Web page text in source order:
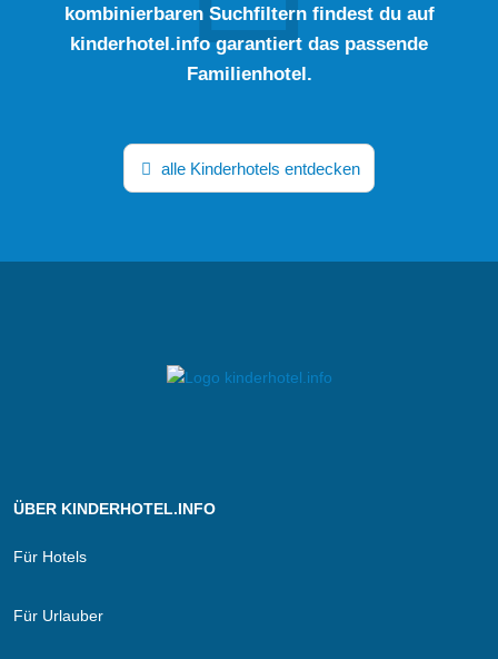
kombinierbaren Suchfiltern findest du auf
kinderhotel.info garantiert das passende
Familienhotel.
alle Kinderhotels entdecken
ÜBER KINDERHOTEL.INFO
Für Hotels
Für Urlauber